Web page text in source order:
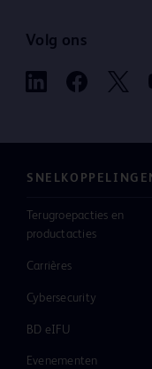
Volg ons
Terugroepacties en
productacties
Carrières
Cybersecurity
BD eIFU
Evenementen